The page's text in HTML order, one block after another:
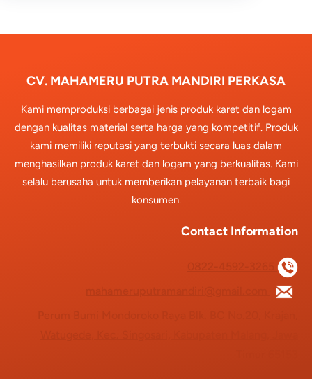
CV. MAHAMERU PUTRA MANDIRI PERKASA
Kami memproduksi berbagai jenis produk karet dan logam
dengan kualitas material serta harga yang kompetitif. Produk
kami memiliki reputasi yang terbukti secara luas dalam
menghasilkan produk karet dan logam yang berkualitas. Kami
selalu berusaha untuk memberikan pelayanan terbaik bagi
konsumen.
Contact Information